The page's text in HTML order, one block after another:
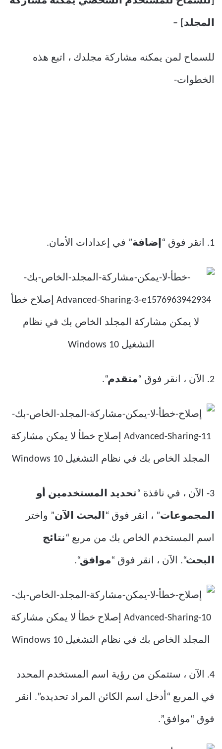
المجلد] –
للسماح لمن يمكنه مشاركة مجلدك ، اتبع هذه
الخطوات-
1. انقر فوق “ إضافة” في إعدادات الأمان.
2. الآن ، انقر فوق “ متقدم“.
3- الآن ، في نافذة “ تحديد المستخدمين أو
المجموعات” ، انقر فوق “البحث الآن” واختر
اسم المستخدم الخاص بك من مربع “ نتائج
البحث“. الآن ، انقر فوق “موافق“.
4. الآن ، ستتمكن من رؤية اسم المستخدم المحدد
في المربع “أدخل اسم الكائن المراد تحديده”. انقر
فوق “موافق”.